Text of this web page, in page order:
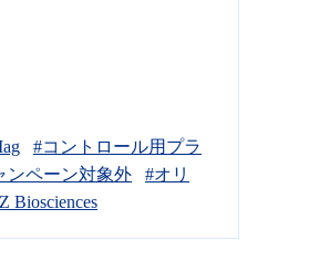
#コントロール用プラ
ンペーン対象外
#オリ
Biosciences